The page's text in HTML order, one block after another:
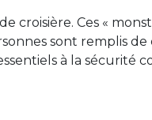
croisière. Ces «
sont remplis de
à la sécurité